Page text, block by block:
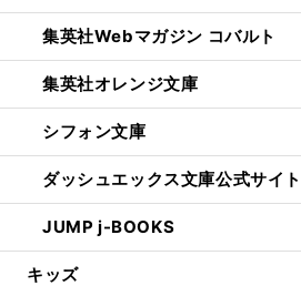
集英社Webマガジン コバルト
集英社オレンジ文庫
シフォン文庫
ダッシュエックス文庫公式サイト
JUMP j-BOOKS
キッズ